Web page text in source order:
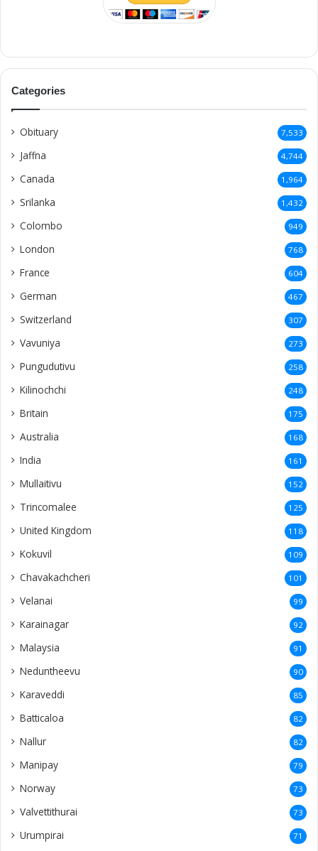
Categories
Obituary 7,533
Jaffna 4,744
Canada 1,964
Srilanka 1,432
Colombo 949
London 768
France 604
German 467
Switzerland 307
Vavuniya 273
Pungudutivu 258
Kilinochchi 248
Britain 175
Australia 168
India 161
Mullaitivu 152
Trincomalee 125
United Kingdom 118
Kokuvil 109
Chavakachcheri 101
Velanai 99
Karainagar 92
Malaysia 91
Neduntheevu 90
Karaveddi 85
Batticaloa 82
Nallur 82
Manipay 79
Norway 73
Valvettithurai 73
Urumpirai 71